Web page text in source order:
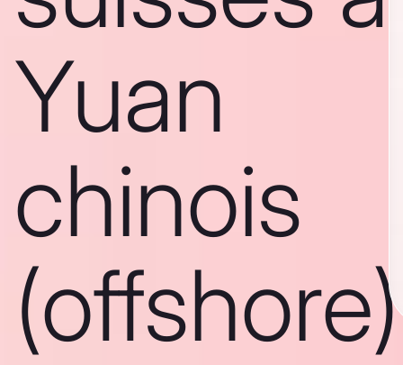
Yuan
chinois
(offshore)